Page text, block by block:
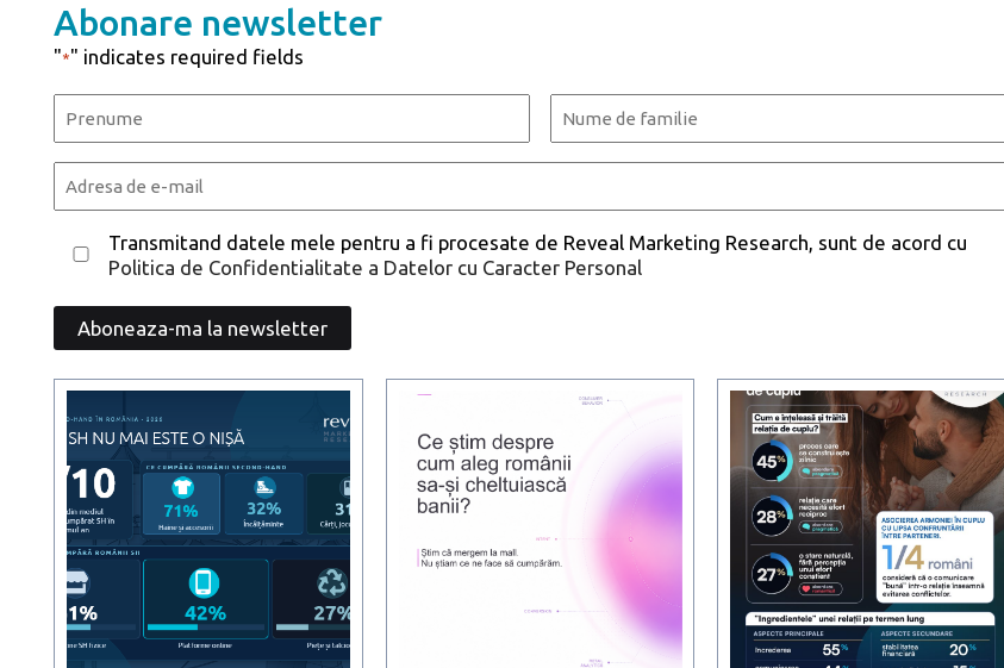
Abonare newsletter
"*" indicates required fields
First Last
ConsentTransmitand datele mele pentru a fi procesate de Reveal Marketing Research, sunt de acord cu
Politica de Confidentialitate a Datelor cu Caracter Personal